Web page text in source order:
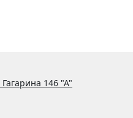
146 "А"